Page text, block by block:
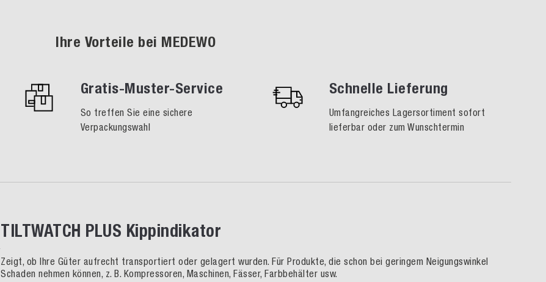
Ihre Vorteile bei MEDEWO
Gratis-Muster-Service
So treffen Sie eine sichere
Verpackungswahl
Schnelle Lieferung
Umfangreiches Lagersortiment sofort
lieferbar oder zum Wunschtermin
TILTWATCH PLUS Kippindikator
Zeigt, ob Ihre Güter aufrecht transportiert oder gelagert wurden. Für Produkte, die schon bei geringem Neigungswinkel
Schaden nehmen können, z. B. Kompressoren, Maschinen, Fässer, Farbbehälter usw.